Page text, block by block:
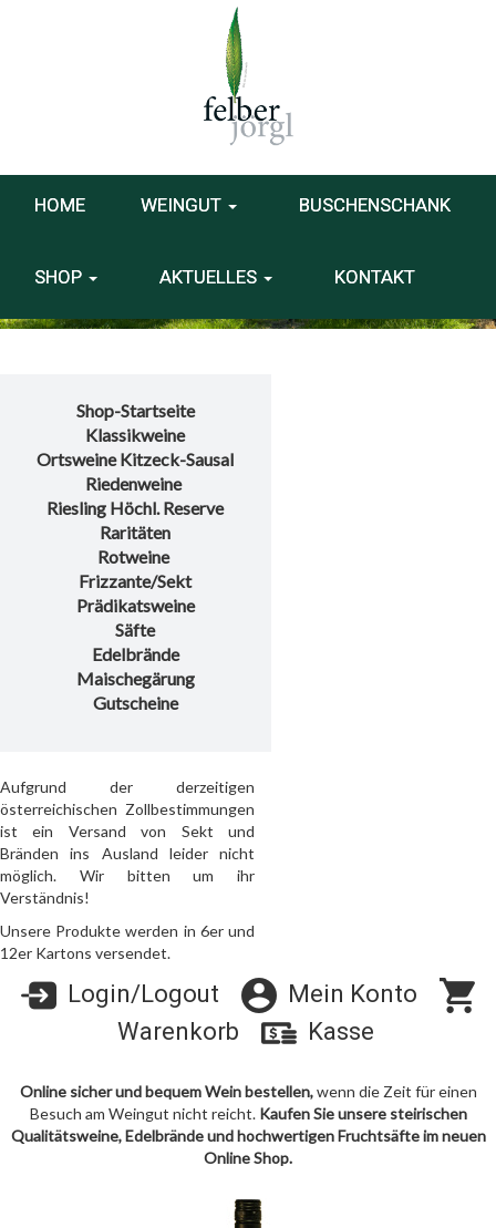
HOME WEINGUT BUSCHENSCHANK
SHOP AKTUELLES KONTAKT
Shop-Startseite
Klassikweine
Ortsweine Kitzeck-Sausal
Riedenweine
Riesling Höchl. Reserve
Raritäten
Rotweine
Frizzante/Sekt
Prädikatsweine
Säfte
Edelbrände
Maischegärung
Gutscheine
Aufgrund der derzeitigen
österreichischen Zollbestimmungen
ist ein Versand von Sekt und
Bränden ins Ausland leider nicht
möglich. Wir bitten um ihr
Verständnis!
Unsere Produkte werden in 6er und
12er Kartons versendet.
Login/Logout
Mein Konto
Warenkorb
Kasse
Online sicher und bequem Wein bestellen,wenn die Zeit für einen
Besuch am Weingut nicht reicht. Kaufen Sie unsere steirischen
Qualitätsweine, Edelbrände und hochwertigen Fruchtsäfte im neuen
Online Shop.